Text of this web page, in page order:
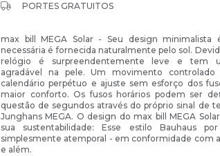
PORTES GRATUITOS
max bill MEGA Solar - Seu design
necessária é fornecida naturalmente pelo sol.
relógio é surpreendentemente leve e tem
agradável na pele. Um movimento
calendário perpétuo e ajuste sem esforço dos
maior conforto. Os fusos horários podem ser
questão de segundos através do próprio sinal de
Junghans MEGA. O design do max bill MEGA
sua sustentabilidade: Esse estilo Bauhaus
simplesmente atemporal - em conformidade com
e além.